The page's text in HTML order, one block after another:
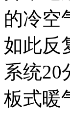
的冷空
如此反
系统
板式暖